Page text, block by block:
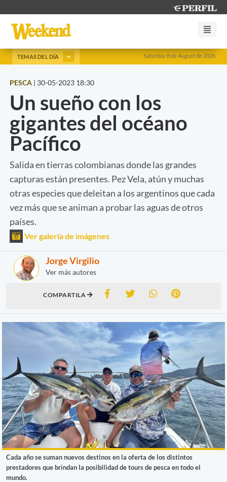
Saturday 8 de August de 2026
TEMAS DEL DÍA
PESCA | 30-05-2023 18:30
Un sueño con los
gigantes del océano
Pacífico
Salida en tierras colombianas donde las grandes
capturas están presentes. Pez Vela, atún y muchas
otras especies que deleitan a los argentinos que cada
vez más que se animan a probar las aguas de otros
países.
Ver galería de imágenes
Jorge Virgilio
Ver más autores
COMPARTILA
Cada año se suman nuevos destinos en la oferta de los distintos
prestadores que brindan la posibilidad de tours de pesca en todo el
mundo.